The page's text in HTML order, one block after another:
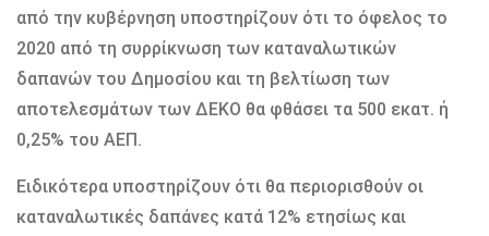
από την κυβέρνηση υποστηρίζουν ότι το όφελος το
2020 από τη συρρίκνωση των καταναλωτικών
δαπανών του Δημοσίου και τη βελτίωση των
αποτελεσμάτων των ΔΕΚΟ θα φθάσει τα 500 εκατ. ή
0,25% του ΑΕΠ.
Ειδικότερα υποστηρίζουν ότι θα περιορισθούν οι
καταναλωτικές δαπάνες κατά 12% ετησίως και